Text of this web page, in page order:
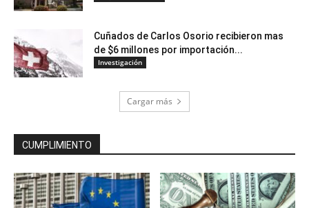
Cuñados de Carlos Osorio recibieron mas
de $6 millones por importación...
Investigación
Cargar más
CUMPLIMIENTO